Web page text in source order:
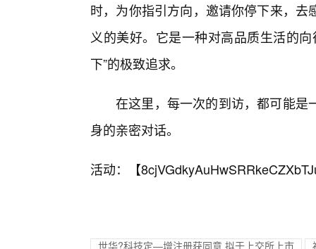
时，为你指引方向，邀请你停下来，
义的美好。它是一种对高品质生活的
下”的极致追求。
在这里，每一次的到访，都可能是
身的亲密对话。
活动：【
世华?科技定—增注册获同意 拟于上交所上市